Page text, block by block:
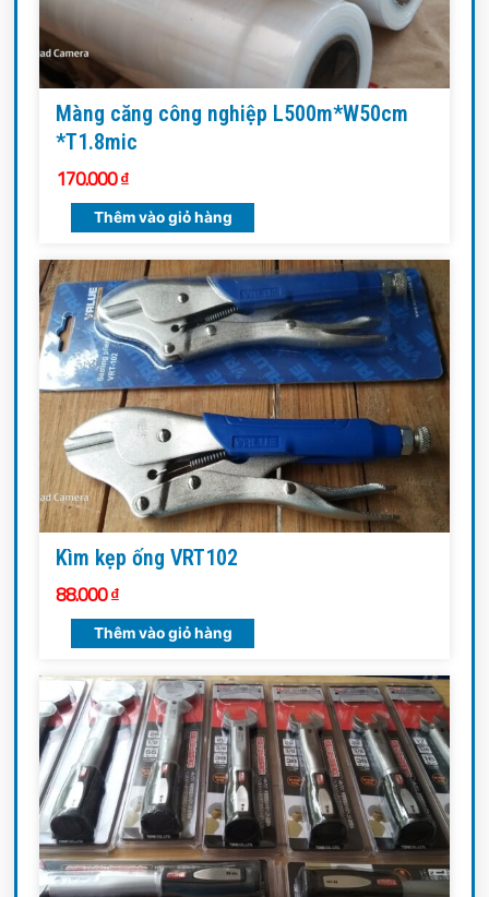
Màng căng công nghiệp L500m*W50cm
*T1.8mic
170.000₫
Thêm vào giỏ hàng
Kìm kẹp ống VRT102
88.000₫
Thêm vào giỏ hàng